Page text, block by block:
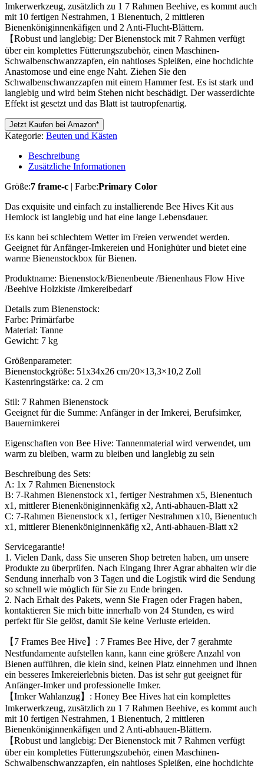
Imkerwerkzeug, zusätzlich zu 1 7 Rahmen Beehive, es kommt auch
mit 10 fertigen Nestrahmen, 1 Bienentuch, 2 mittleren
Bienenköniginnenkäfigen und 2 Anti-Flucht-Blättern.
【Robust und langlebig: Der Bienenstock mit 7 Rahmen verfügt
über ein komplettes Fütterungszubehör, einen Maschinen-
Schwalbenschwanzzapfen, ein nahtloses Spleißen, eine hochdichte
Anastomose und eine enge Naht. Ziehen Sie den
Schwalbenschwanzzapfen mit einem Hammer fest. Es ist stark und
langlebig und wird beim Stehen nicht beschädigt. Der wasserdichte
Effekt ist gesetzt und das Blatt ist tautropfenartig.
Jetzt Kaufen bei Amazon*
Kategorie: Beuten und Kästen
Beschreibung
Zusätzliche Informationen
Größe:7 frame-c | Farbe:Primary Color
Das exquisite und einfach zu installierende Bee Hives Kit aus
Hemlock ist langlebig und hat eine lange Lebensdauer.
Es kann bei schlechtem Wetter im Freien verwendet werden.
Geeignet für Anfänger-Imkereien und Honighüter und bietet eine
warme Bienenstockbox für Bienen.
Produktname: Bienenstock/Bienenbeute /Bienenhaus Flow Hive
/Beehive Holzkiste /Imkereibedarf
Details zum Bienenstock:
Farbe: Primärfarbe
Material: Tanne
Gewicht: 7 kg
Größenparameter:
Bienenstockgröße: 51x34x26 cm/20×13,3×10,2 Zoll
Kastenringstärke: ca. 2 cm
Stil: 7 Rahmen Bienenstock
Geeignet für die Summe: Anfänger in der Imkerei, Berufsimker,
Bauernimkerei
Eigenschaften von Bee Hive: Tannenmaterial wird verwendet, um
warm zu bleiben, warm zu bleiben und langlebig zu sein
Beschreibung des Sets:
A: 1x 7 Rahmen Bienenstock
B: 7-Rahmen Bienenstock x1, fertiger Nestrahmen x5, Bienentuch
x1, mittlerer Bienenköniginnenkäfig x2, Anti-abhauen-Blatt x2
C: 7-Rahmen Bienenstock x1, fertiger Nestrahmen x10, Bienentuch
x1, mittlerer Bienenköniginnenkäfig x2, Anti-abhauen-Blatt x2
Servicegarantie!
1. Vielen Dank, dass Sie unseren Shop betreten haben, um unsere
Produkte zu überprüfen. Nach Eingang Ihrer Agrar abhalten wir die
Sendung innerhalb von 3 Tagen und die Logistik wird die Sendung
so schnell wie möglich für Sie zu Ende bringen.
2. Nach Erhalt des Pakets, wenn Sie Fragen oder Fragen haben,
kontaktieren Sie mich bitte innerhalb von 24 Stunden, es wird
perfekt für Sie gelöst, damit Sie keine Verluste erleiden.
【7 Frames Bee Hive】: 7 Frames Bee Hive, der 7 gerahmte
Nestfundamente aufstellen kann, kann eine größere Anzahl von
Bienen aufführen, die klein sind, keinen Platz einnehmen und Ihnen
ein besseres Imkereierlebnis bieten. Das ist sehr gut geeignet für
Anfänger-Imker und professionelle Imker.
【Imker Wahlanzug】: Honey Bee Hives hat ein komplettes
Imkerwerkzeug, zusätzlich zu 1 7 Rahmen Beehive, es kommt auch
mit 10 fertigen Nestrahmen, 1 Bienentuch, 2 mittleren
Bienenköniginnenkäfigen und 2 Anti-abhauen-Blättern.
【Robust und langlebig: Der Bienenstock mit 7 Rahmen verfügt
über ein komplettes Fütterungszubehör, einen Maschinen-
Schwalbenschwanzzapfen, ein nahtloses Spleißen, eine hochdichte